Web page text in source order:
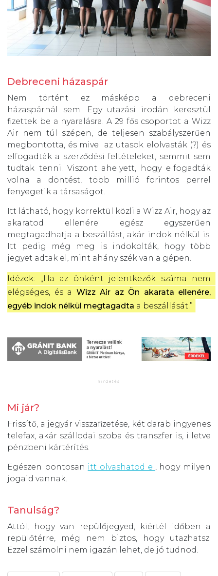
Debreceni házaspár
Nem történt ez másképp a debreceni
házaspárnál sem. Egy utazási irodán keresztül
fizettek be a nyaralásra. A 29 fős csoportot a Wizz
Air nem túl szépen, de teljesen szabályszerűen
megbontotta, és mivel az utasok elolvasták (?) és
elfogadták a szerződési feltételeket, semmit sem
tudtak tenni. Viszont ahelyett, hogy elfogadták
volna a döntést, több millió forintos perrel
fenyegetik a társaságot.
Itt látható, hogy korrektül közli a Wizz Air, hogy az
akaratod ellenére egész egyszerűen
megtagadhatja a beszállást, akár indok nélkül is.
Itt pedig még meg is indokolták, hogy több
jegyet adtak el, mint ahány szék van a gépen.
Idézek: „Ha az önként jelentkezők száma nem
elégséges, és a Wizz Air az Ön akarata ellenére,
egyéb indok nélkül megtagadta a beszállását.”
Mi jár?
Frissítő, a jegyár visszafizetése, két darab ingyenes
telefax, akár szállodai szoba és transzfer is, illetve
pénzbeni kártérítés.
Egészen pontosan itt olvashatod el , hogy milyen
jogaid vannak.
Tanulság?
Attól, hogy van repülőjegyed, kiértél időben a
repülőtérre, még nem biztos, hogy utazhatsz.
Ezzel számolni nem igazán lehet, de jó tudnod.